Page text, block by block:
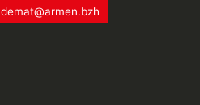
demat@armen.bzh